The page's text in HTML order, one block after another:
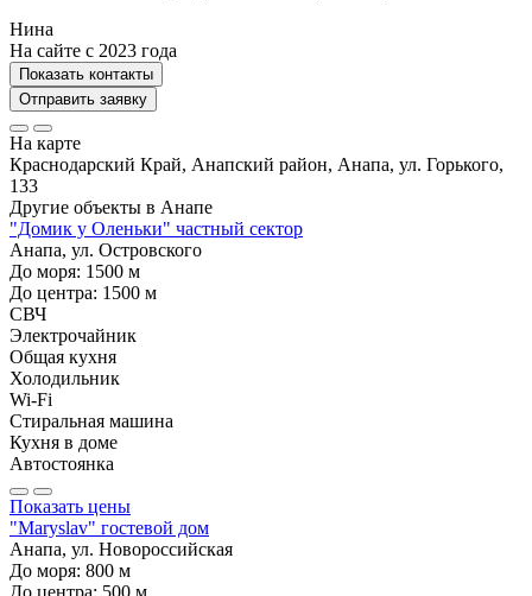
Нина
На сайте с 2023 года
Показать контакты
Отправить заявку
На карте
Краснодарский Край, Анапский район, Анапа, ул. Горького,
133
Другие объекты в Анапе
"Домик у Оленьки" частный сектор
Анапа, ул. Островского
До моря: 1500 м
До центра: 1500 м
СВЧ
Электрочайник
Общая кухня
Холодильник
Wi-Fi
Стиральная машина
Кухня в доме
Автостоянка
Показать цены
"Maryslav" гостевой дом
Анапа, ул. Новороссийская
До моря: 800 м
До центра: 500 м